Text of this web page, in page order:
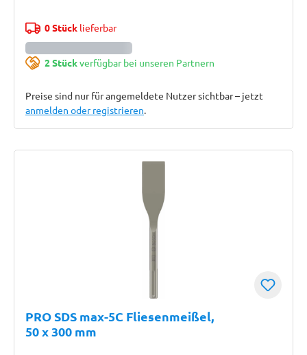
0 Stücklieferbar
2 Stückverfügbar bei unseren Partnern
Preise sind nur für angemeldete Nutzer sichtbar – jetzt
anmelden oder registrieren.
PRO SDS max-5C Fliesenmeißel,
50 x 300 mm